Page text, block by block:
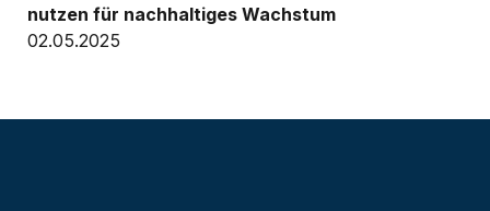
nutzen für nachhaltiges Wachstum
02.05.2025